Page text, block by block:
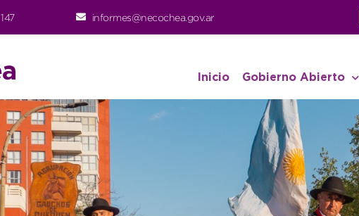
147 informes@necochea.gov.ar
Inicio Gobierno Abierto